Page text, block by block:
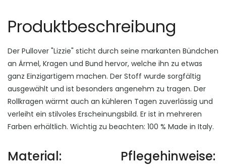
Produktbeschreibung
Der Pullover "Lizzie" sticht durch seine markanten Bündchen
an Ärmel, Kragen und Bund hervor, welche ihn zu etwas
ganz Einzigartigem machen. Der Stoff wurde sorgfältig
ausgewählt und ist besonders angenehm zu tragen. Der
Rollkragen wärmt auch an kühleren Tagen zuverlässig und
verleiht ein stilvoles Erscheinungsbild. Er ist in mehreren
Farben erhältlich. Wichtig zu beachten: 100 % Made in Italy.
Material: Pflegehinweise: